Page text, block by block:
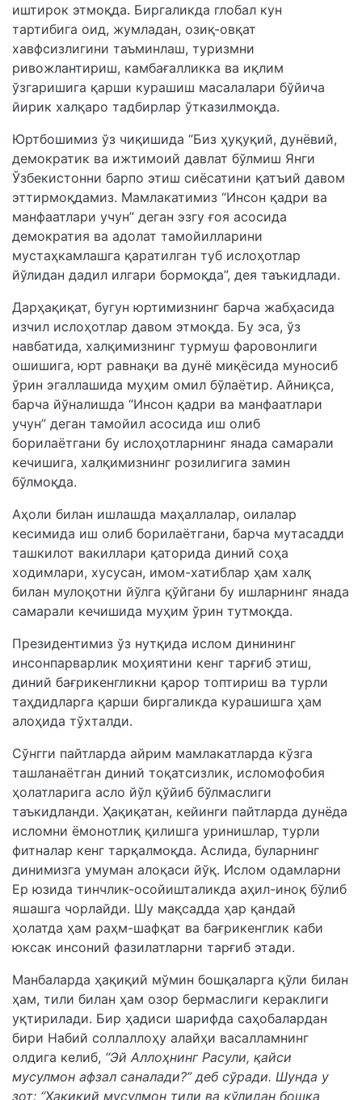
иштирок этмоқда. Биргаликда глобал кун
тартибига оид, жумладан, озиқ-овқат
хавфсизлигини таъминлаш, туризмни
ривожлантириш, камбағалликка ва иқлим
ўзгаришига қарши курашиш масалалари бўйича
йирик халқаро тадбирлар ўтказилмоқда.
Юртбошимиз ўз чиқишида “Биз ҳуқуқий, дунёвий,
демократик ва ижтимоий давлат бўлмиш Янги
Ўзбекистонни барпо этиш сиёсатини қатъий давом
эттирмоқдамиз. Мамлакатимиз “Инсон қадри ва
манфаатлари учун” деган эзгу ғоя асосида
демократия ва адолат тамойилларини
мустаҳкамлашга қаратилган туб ислоҳотлар
йўлидан дадил илгари бормоқда”, дея таъкидлади.
Дарҳақиқат, бугун юртимизнинг барча жабҳасида
изчил ислоҳотлар давом этмоқда. Бу эса, ўз
навбатида, халқимизнинг турмуш фаровонлиги
ошишига, юрт равнақи ва дунё миқёсида муносиб
ўрин эгаллашида муҳим омил бўлаётир. Айниқса,
барча йўналишда “Инсон қадри ва манфаатлари
учун” деган тамойил асосида иш олиб
борилаётгани бу ислоҳотларнинг янада самарали
кечишига, халқимизнинг розилигига замин
бўлмоқда.
Аҳоли билан ишлашда маҳаллалар, оилалар
кесимида иш олиб борилаётгани, барча мутасадди
ташкилот вакиллари қаторида диний соҳа
ходимлари, хусусан, имом-хатиблар ҳам халқ
билан мулоқотни йўлга қўйгани бу ишларнинг янада
самарали кечишида муҳим ўрин тутмоқда.
Президентимиз ўз нутқида ислом динининг
инсонпарварлик моҳиятини кенг тарғиб этиш,
диний бағрикенгликни қарор топтириш ва турли
таҳдидларга қарши биргаликда курашишга ҳам
алоҳида тўхталди.
Сўнгги пайтларда айрим мамлакатларда кўзга
ташланаётган диний тоқатсизлик, исломофобия
ҳолатларига асло йўл қўйиб бўлмаслиги
таъкидланди. Ҳақиқатан, кейинги пайтларда дунёда
исломни ёмонотлиқ қилишга уринишлар, турли
фитналар кенг тарқалмоқда. Аслида, буларнинг
динимизга умуман алоқаси йўқ. Ислом одамларни
Ер юзида тинчлик-осойишталикда аҳил-иноқ бўлиб
яшашга чорлайди. Шу мақсадда ҳар қандай
ҳолатда ҳам раҳм-шафқат ва бағрикенглик каби
юксак инсоний фазилатларни тарғиб этади.
Манбаларда ҳақиқий мўмин бошқаларга қўли билан
ҳам, тили билан ҳам озор бермаслиги кераклиги
уқтирилади. Бир ҳадиси шарифда саҳобалардан
бири Набий соллаллоҳу алайҳи васалламнинг
олдига келиб, “Эй Аллоҳнинг Расули, қайси
мусулмон афзал саналади?” деб сўради. Шунда у
зот: “Ҳақиқий мусулмон тили ва қўлидан бошқа